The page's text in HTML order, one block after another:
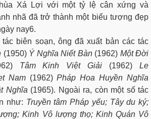
Xá Lợi với một tỷ lệ cân xứng và
nhã đã trở thành một biểu tượng đẹp
nay6.
biên soạn, ông đã xuất bản các tác
(1950) Ý Nghĩa Niết Bàn (1962) Một Đời
Tâm Kinh Việt Giải (1962)Le
Nam (1962)Pháp Hoa Huyền Nghĩa
Nghĩa (1965). Ngoài ra, còn một số tác
như: Truyền tâm Pháp yếu; Tây du ký;
Kinh Vô lượng thọ; Kinh Quán Vô